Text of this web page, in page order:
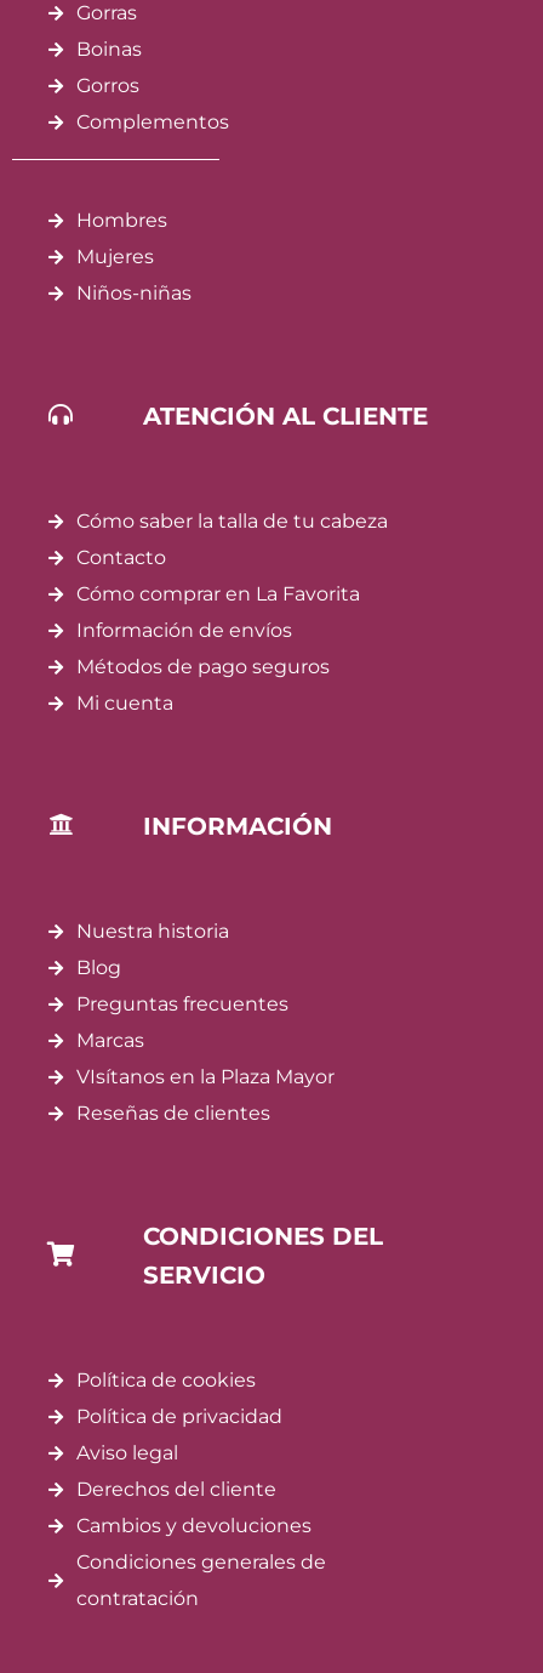
Gorras
Boinas
Gorros
Complementos
Hombres
Mujeres
Niños-niñas
ATENCIÓN AL CLIENTE
Cómo saber la talla de tu cabeza
Contacto
Cómo comprar en La Favorita
Información de envíos
Métodos de pago seguros
Mi cuenta
INFORMACIÓN
Nuestra historia
Blog
Preguntas frecuentes
Marcas
VIsítanos en la Plaza Mayor
Reseñas de clientes
CONDICIONES DEL
SERVICIO
Política de cookies
Política de privacidad
Aviso legal
Derechos del cliente
Cambios y devoluciones
Condiciones generales de
contratación